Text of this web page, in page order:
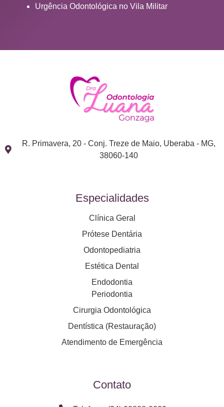
Urgência Odontológica no Vila Militar
R. Primavera, 20 - Conj. Treze de Maio, Uberaba - MG,
38060-140
Especialidades
Clínica Geral
Prótese Dentária
Odontopediatria
Estética Dental
Endodontia
Periodontia
Cirurgia Odontológica
Dentística (Restauração)
Atendimento de Emergência
Contato